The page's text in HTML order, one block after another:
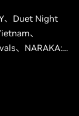
、Duet Night
、
、NARAKA:
超解像度やダ